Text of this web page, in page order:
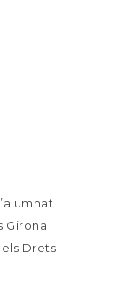
Girona
Drets